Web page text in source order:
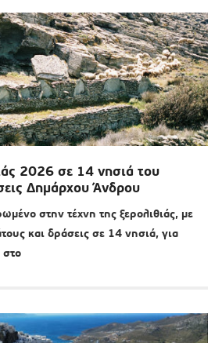
2026 σε 14 νησιά του
Δημάρχου Άνδρου
στην τέχνη της ξερολιθιάς, με
και δράσεις σε 14 νησιά, για
στο